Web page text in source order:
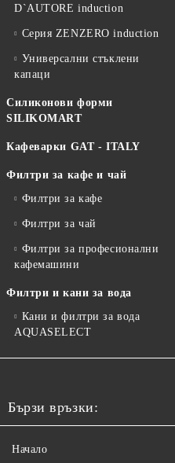
D`AUTORE induction
Серия ZENZERO induction
Универсални стъклени
капаци
Силиконови форми
SILIKOMART
Кафеварки GAT - ITALY
Филтри за кафе и чай
Филтри за кафе
Филтри за чай
Филтри за професионални
кафемашини
Филтри и кани за вода
Кани и филтри за вода
AQUASELECT
Бързи връзки:
Начало